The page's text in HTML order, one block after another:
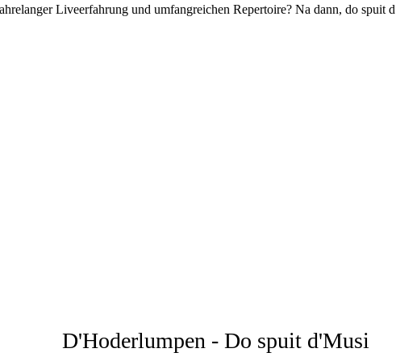
Liveerfahrung und umfangreichen Repertoire? Na dann, do spuit
D'Hoderlumpen - Do spuit d'Musi